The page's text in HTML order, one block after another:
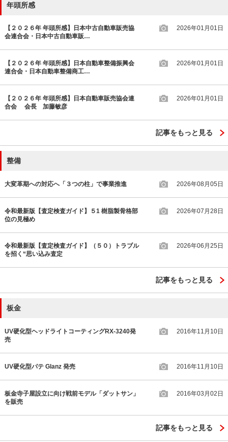
年頭所感
【２０２６年 年頭所感】日本中古自動車販売協
会連合会・日本中古自動車販…
2026年01月01日
【２０２６年 年頭所感】日本自動車整備振興会
連合会・日本自動車整備商工…
2026年01月01日
【２０２６年 年頭所感】日本自動車販売協会連
合会 会長 加藤敏彦
2026年01月01日
記事をもっと見る
整備
大変革期への対応へ「３つの柱」で事業推進 2026年08月05日
令和最新版【査定検査ガイド】５1 樹脂製骨格部
位の見極め
2026年07月28日
令和最新版【査定検査ガイド】（５０）トラブル
を招く“思い込み査定
2026年06月25日
記事をもっと見る
板金
UV硬化型ヘッドライトコーティングRX-3240発
売
2016年11月10日
UV硬化型パテ Glanz 発売 2016年11月10日
板金寺子屋設立に向け戦前モデル「ダットサン」
を販売
2016年03月02日
記事をもっと見る